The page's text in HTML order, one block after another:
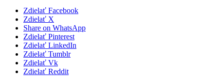
Zdielať Facebook
Zdielať X
Share on WhatsApp
Zdielať Pinterest
Zdielať LinkedIn
Zdielať Tumblr
Zdielať Vk
Zdielať Reddit